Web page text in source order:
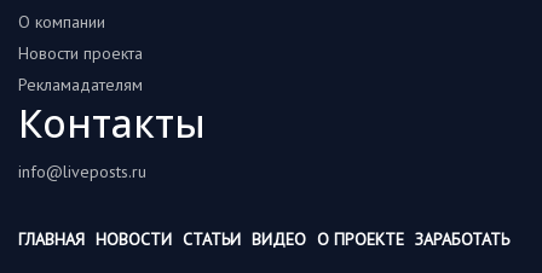
О компании
Новости проекта
Рекламадателям
Контакты
info@liveposts.ru
ГЛАВНАЯ НОВОСТИ СТАТЬИ ВИДЕО О ПРОЕКТЕ ЗАРАБОТАТЬ